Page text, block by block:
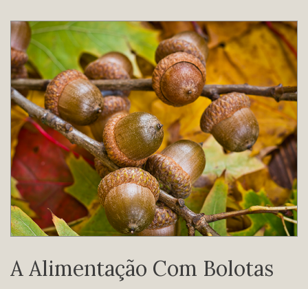
A Alimentação Com Bolotas